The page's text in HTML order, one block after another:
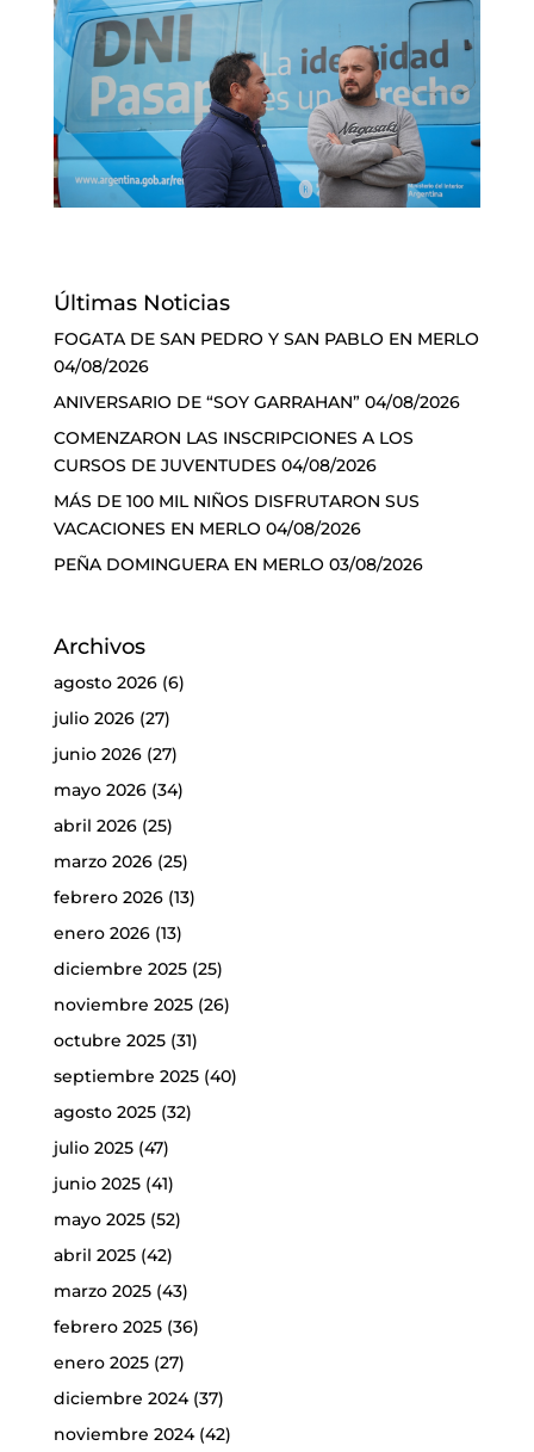
Últimas Noticias
FOGATA DE SAN PEDRO Y SAN PABLO EN MERLO
04/08/2026
ANIVERSARIO DE “SOY GARRAHAN” 04/08/2026
COMENZARON LAS INSCRIPCIONES A LOS
CURSOS DE JUVENTUDES 04/08/2026
MÁS DE 100 MIL NIÑOS DISFRUTARON SUS
VACACIONES EN MERLO 04/08/2026
PEÑA DOMINGUERA EN MERLO 03/08/2026
Archivos
agosto 2026(6)
julio 2026(27)
junio 2026(27)
mayo 2026(34)
abril 2026(25)
marzo 2026(25)
febrero 2026(13)
enero 2026(13)
diciembre 2025(25)
noviembre 2025(26)
octubre 2025(31)
septiembre 2025(40)
agosto 2025(32)
julio 2025(47)
junio 2025(41)
mayo 2025(52)
abril 2025(42)
marzo 2025(43)
febrero 2025(36)
enero 2025(27)
diciembre 2024(37)
noviembre 2024(42)